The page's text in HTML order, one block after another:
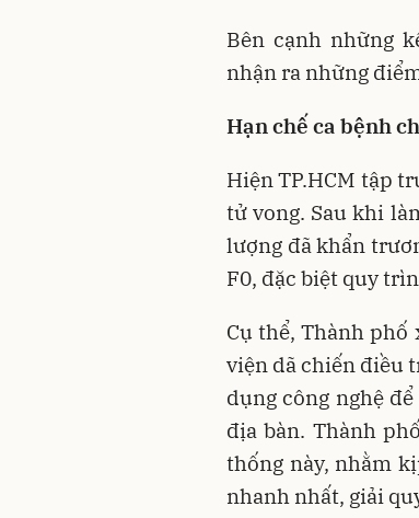
Bên cạnh những
nhận ra những
Hạn chế ca bệnh
Hiện TP.HCM tập
tử vong. Sau khi
lượng đã khẩn
F0, đặc biệt quy
Cụ thể, Thành phố
viện dã chiến điều
dụng công nghệ
địa bàn. Thành
thống này, nhằm
nhanh nhất, giải